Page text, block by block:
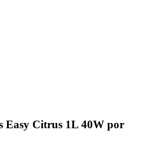
Easy Citrus 1L 40W por